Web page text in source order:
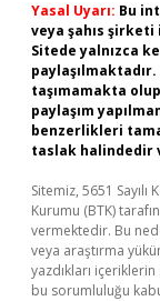
Yasal Uyarı: Bu
veya şahıs
Sitede yalnızca
taşımamakta
paylaşım
benzerlikleri
taslak halindedir
Sitemiz, 5651
Kurumu (BTK)
vermektedir. Bu
veya araştırma
yazdıkları
bu sorumluluğu